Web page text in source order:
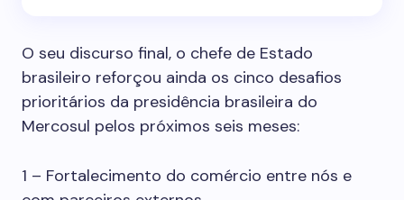
O seu discurso final, o chefe de Estado
brasileiro reforçou ainda os cinco desafios
prioritários da presidência brasileira do
Mercosul pelos próximos seis meses:
1 – Fortalecimento do comércio entre nós e